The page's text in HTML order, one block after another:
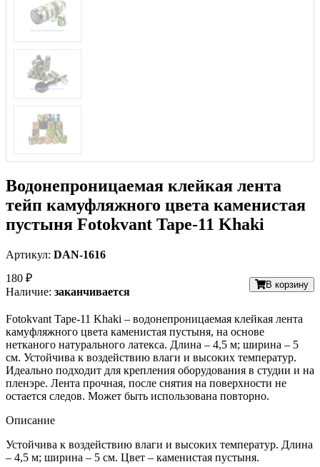
Водонепроницаемая клейкая лента
тейп камуфляжного цвета каменистая
пустыня Fotokvant Tape-11 Khaki
Артикул: DAN-1616
180 ₽
Наличие: заканчивается
В корзину
Fotokvant Tape-11 Khaki – водонепроницаемая клейкая лента
камуфляжного цвета каменистая пустыня, на основе
нетканого натурального латекса. Длина – 4,5 м; ширина – 5
см. Устойчива к воздействию влаги и высоких температур.
Идеально подходит для крепления оборудования в студии и на
пленэре. Лента прочная, после снятия на поверхности не
остается следов. Может быть использована повторно.
Описание
Устойчива к воздействию влаги и высоких температур. Длина
– 4,5 м; ширина – 5 см. Цвет – каменистая пустыня.